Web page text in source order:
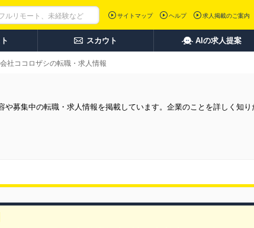
サイトマップ ヘルプ 求人掲載のご案内
スカウト AIの求人提案
社ココロザシの転職・求人情報
募集中の転職・求人情報を掲載しています。企業のことを詳しく知り